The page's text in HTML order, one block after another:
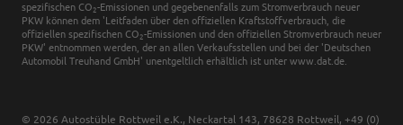
spezifischen CO 2-Emissionen und gegebenenfalls zum Stromverbrauch neuer
PKW können dem 'Leitfaden über den offiziellen Kraftstoffverbrauch, die
offiziellen spezifischen CO 2-Emissionen und den offiziellen Stromverbrauch neuer
PKW' entnommen werden, der an allen Verkaufsstellen und bei der 'Deutschen
Automobil Treuhand GmbH' unentgeltlich erhältlich ist unter www.dat.de.
© 2026 Autostüble Rottweil e.K., Neckartal 143, 78628 Rottweil, +49 (0)